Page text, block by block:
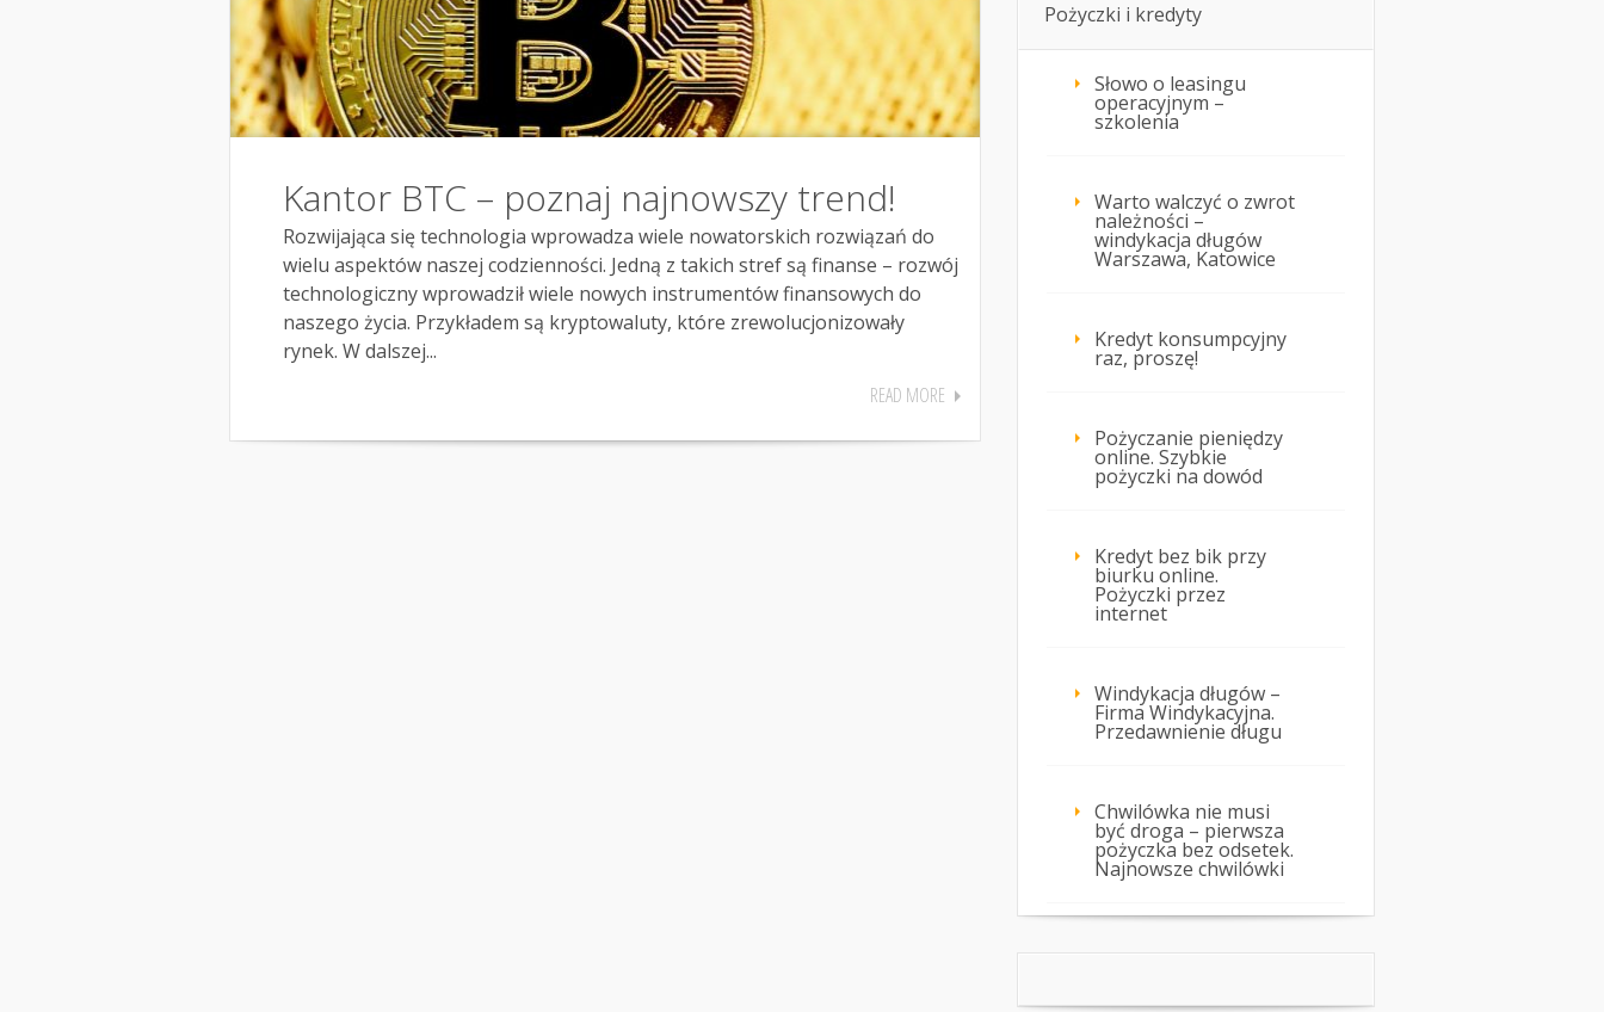
Kantor BTC – poznaj najnowszy trend!
Rozwijająca się technologia wprowadza wiele nowatorskich rozwiązań do
wielu aspektów naszej codzienności. Jedną z takich stref są finanse – rozwój
technologiczny wprowadził wiele nowych instrumentów finansowych do
naszego życia. Przykładem są kryptowaluty, które zrewolucjonizowały
rynek. W dalszej...
READ MORE
Pożyczki i kredyty
Słowo o leasingu
operacyjnym –
szkolenia
Warto walczyć o zwrot
należności –
windykacja długów
Warszawa, Katowice
Kredyt konsumpcyjny
raz, proszę!
Pożyczanie pieniędzy
online. Szybkie
pożyczki na dowód
Kredyt bez bik przy
biurku online.
Pożyczki przez
internet
Windykacja długów –
Firma Windykacyjna.
Przedawnienie długu
Chwilówka nie musi
być droga – pierwsza
pożyczka bez odsetek.
Najnowsze chwilówki